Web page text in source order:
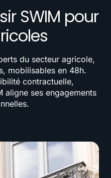
SWIM pour
du secteur agricole,
mobilisables en 48h.
contractuelle,
aligne ses engagements